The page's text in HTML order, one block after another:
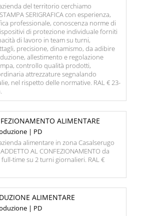
del territorio cerchiamo
SERIGRAFICA con esperienza,
professionale, conoscenza norme di
di protezione individuale forniti
di lavoro in team su turni,
precisione, dinamismo, da adibire
allestimento e regolazione
controllo qualità prodotti,
attrezzature segnalando
nel rispetto delle normative. RAL € 23-
ALIMENTARE
| PD
alimentare in zona Casalserugo
AL CONFEZIONAMENTO da
time su 2 turni giornalieri. RAL €
ALIMENTARE
| PD